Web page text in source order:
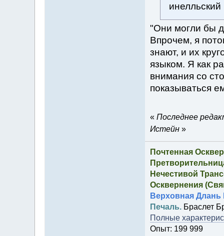
"Они могли бы
Впрочем, я
знают, и их
языком. Я как
внимания со
показываться
« Последнее
Истейн»
Почтенная
Нечестивой
Осквернения
Верховная Длань
Печаль.Браслет
Полные
Опыт: 199 999